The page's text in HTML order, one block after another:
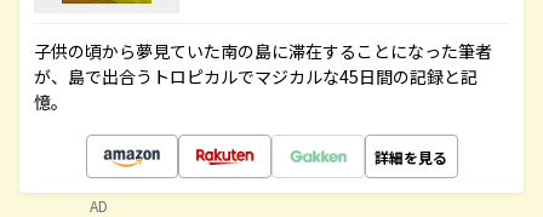
子供の頃から夢見ていた南の島に滞在することになった筆者
が、島で出合うトロピカルでマジカルな45日間の記録と記
憶。
詳細を見る
AD